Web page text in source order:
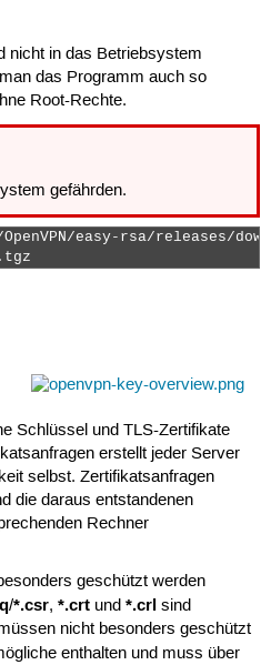
nicht in das Betriebsystem
das Programm auch so
Root-Rechte.
gefährden.
easy-rsa/releases/
Schlüssel und TLS-Zertifikate
erstellt jeder Server
selbst. Zertifikatsanfragen
die daraus entstandenen
Rechner
geschützt werden
/*.csr, *.crtund *.crlsind
nicht besonders geschützt
enthalten und muss über